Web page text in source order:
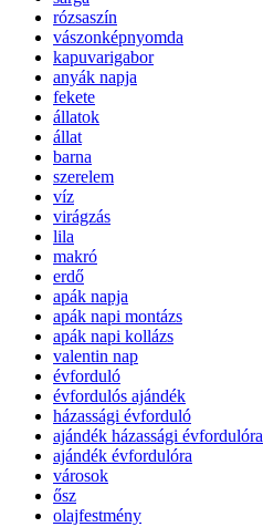
rózsaszín
vászonképnyomda
kapuvarigabor
anyák napja
fekete
állatok
állat
barna
szerelem
víz
virágzás
lila
makró
erdő
apák napja
apák napi montázs
apák napi kollázs
valentin nap
évforduló
évfordulós ajándék
házassági évforduló
ajándék házassági évfordulóra
ajándék évfordulóra
városok
ősz
olajfestmény